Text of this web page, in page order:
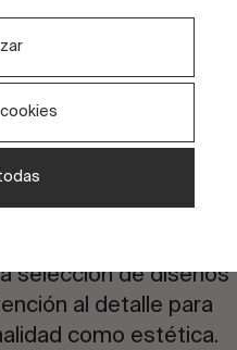
selección de diseños
al detalle para
como estética.